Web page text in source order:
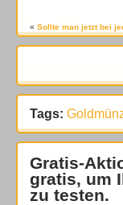
« Sollte man jetzt bei
Tags:
Gratis-
gratis, um
zu testen.